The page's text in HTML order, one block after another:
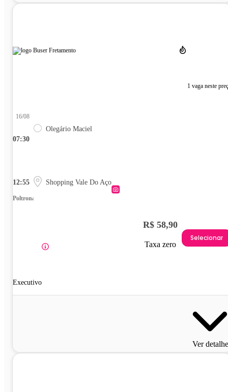
1 vaga neste
07:30
16/08
Olegário Maciel
12:55 Shopping Vale Do Aço
Poltrona
Executivo
R$ 58,90
Taxa zero
Selecionar
Ver